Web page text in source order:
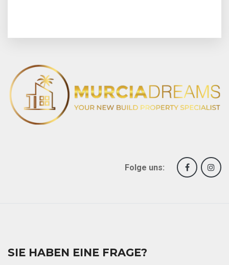
Folge uns:
SIE HABEN EINE FRAGE?